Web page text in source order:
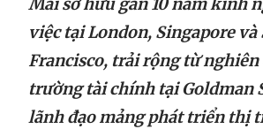
việc tại London, Singapore và
Francisco, trải rộng từ
trường tài chính tại Goldman
lãnh đạo mảng phát triển thị